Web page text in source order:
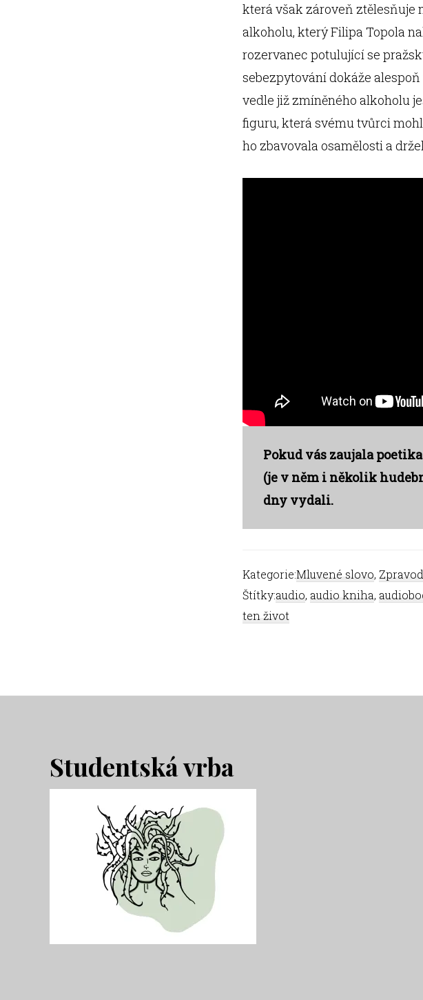
která však zároveň ztělesňuje
alkoholu, který Filipa Topola
rozervanec potulující se
sebezpytování dokáže
vedle již zmíněného alkoholu
figuru, která svému tvůrci
ho zbavovala osamělosti a
Pokud vás zaujala
(je v něm i několik
dny vydali.
Kategorie:Mluvené slovo,
Štítky:audio, audio kniha,
ten život
FooterStudentská vrba